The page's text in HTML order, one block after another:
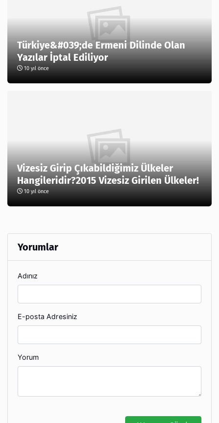
Türkiye&#039;de Ermeni Dilinde Olan
Yazılar İptal Ediliyor
10 yıl önce
Vizesiz Girip Çıkabildiğimiz Ülkeler
Hangileridir?2015 Vizesiz Girilen Ülkeler!
10 yıl önce
Yorumlar
Adınız
E-posta Adresiniz
Yorum